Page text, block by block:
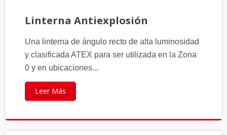
Linterna Antiexplosión
Una linterna de ángulo recto de alta luminosidad
y clasificada ATEX para ser utilizada en la Zona
0 y en ubicaciones...
Leer Más